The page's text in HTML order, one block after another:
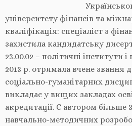
університету фінансів та
кваліфікація: спеціаліст з
захистила кандидатську
23.00.02 – політичні інститути
2013 р. отримала вчене звання
соціально-гуманітарних
викладає у вищих закладах
акредитації. Є автором більше
навчально-методичних